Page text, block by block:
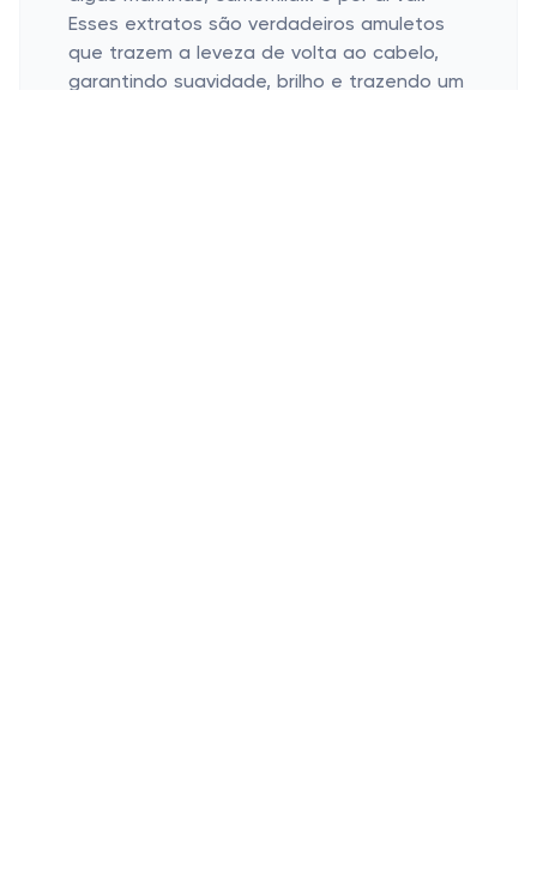
Esses extratos são verdadeiros amuletos
que trazem a leveza de volta ao cabelo,
garantindo suavidade, brilho e trazendo um